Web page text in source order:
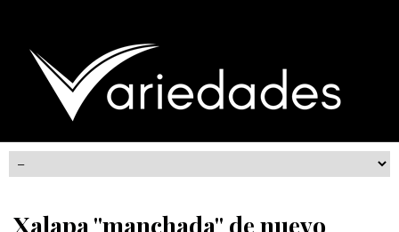
Xalapa "manchada" de nuevo